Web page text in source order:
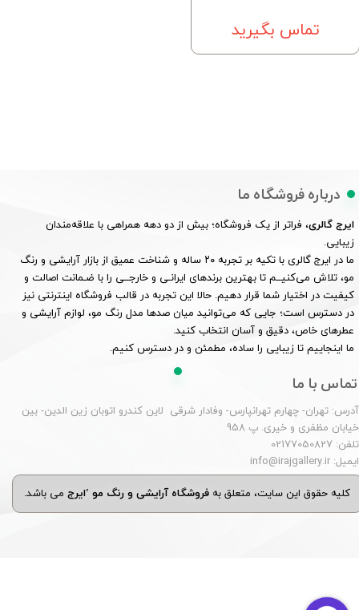
تماس بگیرید
درباره فروشگاه ما
ایرج گالری، فراتر از یک فروشگاه؛ بیش از دو دهه همراهی با علاقه‌مندان
زیبایی.
ما در ایرج گالری با تکیه بر تجربه ۲۰ ساله و شناخت عمیق از بازار آرایشی و رنگ
مو، تلاش می‌کنیــم تا بهترین برندهای ایرانـی و خارجــی را با ضـمانت اصالت و
کیفیت در اختیار شما قرار دهیم. حالا این تجربه در قالب فروشگاه اینترنتی نیز
در دسترس است؛ جایی که می‌توانید میان صدها مدل رنگ مو، لوازم آرایشی و
عطرهای خاص، دقیق و آسان انتخاب کنید.
ما اینجاییم تا زیبایی را ساده، مطمئن و در دسترس کنیم.
تماس با ما
آدرس: تهران- چهارم تهرانپارس- وفادار شرقی لاین کندرو اتوبان زین الدین- بین
خیابان مظفری و خیری. پ 958
تلفن: 02177050827
ایمیل: info@irajgallery.ir
کلیه حقوق این سایت، متعلق به فروشگاه آرایشی و رنگ مو 'ایرجمی باشد.